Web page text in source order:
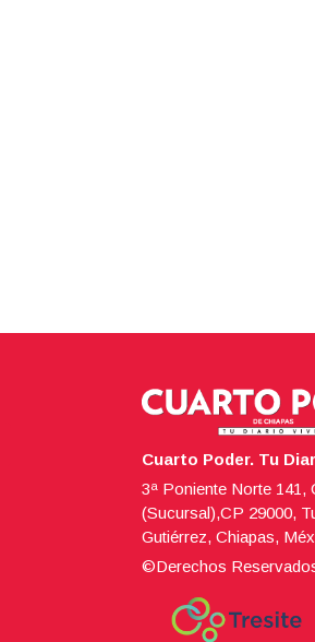
Cuarto Poder. Tu
3ª Poniente Norte 141,
(Sucursal),CP 29000,
Gutiérrez, Chiapas,
©Derechos